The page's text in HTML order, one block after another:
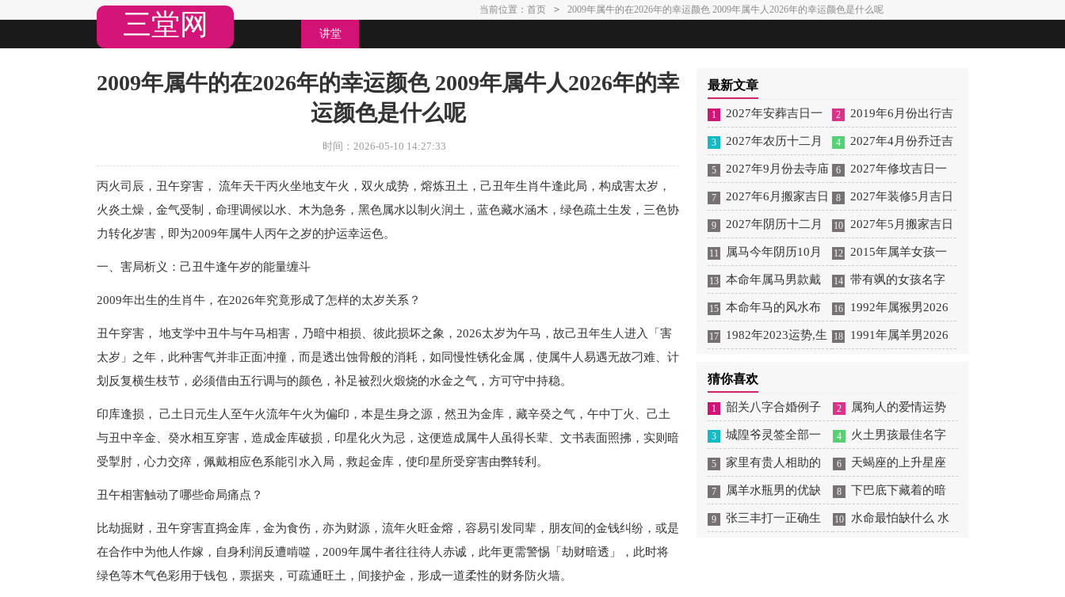
三堂网 讲堂
当前位置： 首页 > 2009年属牛的在2026年的幸运颜色 2009年属牛人2026年的幸运颜色是什么呢
2009年属牛的在2026年的幸运颜色 2009年属牛人2026年的幸
运颜色是什么呢
时间：2026-05-10 14:27:33
丙火司辰，丑午穿害， 流年天干丙火坐地支午火，双火成势，熔炼丑土，己丑年生肖牛逢此局，构成害太岁，
火炎土燥，金气受制，命理调候以水、木为急务，黑色属水以制火润土，蓝色藏水涵木，绿色疏土生发，三色协
力转化岁害，即为2009年属牛人丙午之岁的护运幸运色。
一、害局析义：己丑牛逢午岁的能量缠斗
2009年出生的生肖牛，在2026年究竟形成了怎样的太岁关系？
丑午穿害， 地支学中丑牛与午马相害，乃暗中相损、彼此损坏之象，2026太岁为午马，故己丑年生人进入「害
太岁」之年，此种害气并非正面冲撞，而是透出蚀骨般的消耗，如同慢性锈化金属，使属牛人易遇无故刁难、计
划反复横生枝节，必须借由五行调与的颜色，补足被烈火煅烧的水金之气，方可守中持稳。
印库逢损， 己土日元生人至午火流年午火为偏印，本是生身之源，然丑为金库，藏辛癸之气，午中丁火、己土
与丑中辛金、癸水相互穿害，造成金库破损，印星化火为忌，这便造成属牛人虽得长辈、文书表面照拂，实则暗
受掣肘，心力交瘁，佩戴相应色系能引水入局，救起金库，使印星所受穿害由弊转利。
丑午相害触动了哪些命局痛点？
比劫掘财，丑午穿害直捣金库，金为食伤，亦为财源，流年火旺金熔，容易引发同辈，朋友间的金钱纠纷，或是
在合作中为他人作嫁，自身利润反遭啃噬，2009年属牛者往往待人赤诚，此年更需警惕「劫财暗透」，此时将
绿色等木气色彩用于钱包，票据夹，可疏通旺土，间接护金，形成一道柔性的财务防火墙。
最新文章
1 2027年安葬吉日一
览表 2027年12月安葬吉
日一览表
2 2019年6月份出行吉
日 2027年6月出行吉日
一览表
3 2027年农历十二月
安床吉日 2027年正月安
床吉日吉时查询
4 2027年4月份乔迁吉
日一览表 2027年4月乔
迁吉日吉时查询
5 2027年9月份去寺庙
祈福的日子 2027年5月
去寺庙吉日一览表
6 2027年修坟吉日一
览表 2027年农历2月修
坟吉日一览表
7 2027年6月搬家吉日
吉时 2027年农历6月搬
家吉日一览表
8 2027年装修5月吉日
良辰查询表 2027年农历
5月装修吉日一览表
9 2027年阴历十二月
开光吉日 2027年12月开
光吉日一览表
10 2027年5月搬家吉日
的详细解释 2027年5月
搬家吉日吉时查询
11 属马今年阴历10月
结婚好吗 属马还有几年
本命年结婚呢好吗
12 2015年属羊女孩一
生运势 2015年属羊女
2026年健康运好吗
13 本命年属马男款戴
什么财神 本命年属马男
士戴什么好一点
14 带有飒的女孩名字
女孩取名字带飒字有什
么名字好听
15 本命年马的风水布
局 本命年马的佛像怎么
16 1992年属猴男2026
年桃花运 1992年属猴男
17 1982年2023运势,生 18 1991年属羊男2026
猜你喜欢
1 韶关八字合婚例子
多吗 韶关八字测风水
2 属狗人的爱情运势
是什么意思 属狗的人爱
情观
3 城隍爷灵签全部一
百签 城隍爷灵签解签大
全
4 火土男孩最佳名字
火土属性的字男孩名字
有哪些
5 家里有贵人相助的
风水 家里有贵人是什么
意思
6 天蝎座的上升星座
一览表 天蝎座的上升星
座查询
7 属羊水瓶男的优缺
点 属羊水瓶座男生性格
8 下巴底下藏着的暗
痣图解 下巴尖底下有痣
9 张三丰打一正确生 10 水命最怕缺什么 水